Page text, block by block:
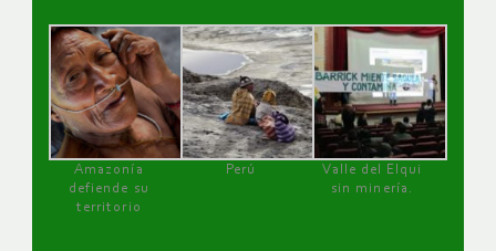
Amazonía
defiende su
territorio
Perú
Valle del Elqui
sin minería.